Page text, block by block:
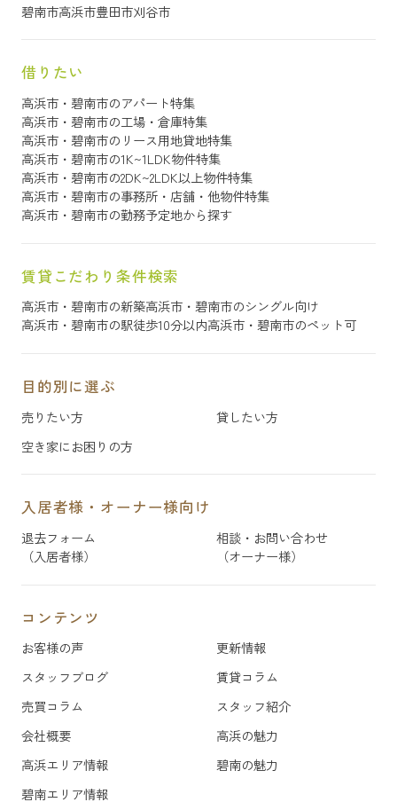
碧南市高浜市豊田市刈谷市
借りたい
高浜市・碧南市のアパート特集
高浜市・碧南市の工場・倉庫特集
高浜市・碧南市のリース用地貸地特集
高浜市・碧南市の1K~1LDK物件特集
高浜市・碧南市の2DK~2LDK以上物件特集
高浜市・碧南市の事務所・店舗・他物件特集
高浜市・碧南市の勤務予定地から探す
賃貸こだわり条件検索
高浜市・碧南市の新築高浜市・碧南市のシングル向け
高浜市・碧南市の駅徒歩10分以内高浜市・碧南市のペット可
目的別に選ぶ
売りたい方
貸したい方
空き家にお困りの方
入居者様・オーナー様向け
退去フォーム
（入居者様）
相談・お問い合わせ
（オーナー様）
コンテンツ
お客様の声
更新情報
スタッフブログ
賃貸コラム
売買コラム
スタッフ紹介
会社概要
高浜の魅力
高浜エリア情報
碧南の魅力
碧南エリア情報